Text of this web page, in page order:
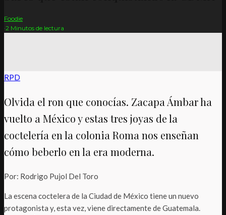
Foodie
·2 Minutos de lectura
RPD
Olvida el ron que conocías. Zacapa Ámbar ha
vuelto a México y estas tres joyas de la
coctelería en la colonia Roma nos enseñan
cómo beberlo en la era moderna.
Por: Rodrigo Pujol Del Toro
La escena coctelera de la Ciudad de México tiene un nuevo
protagonista y, esta vez, viene directamente de Guatemala.